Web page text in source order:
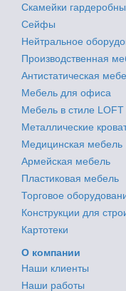
Скамейки
Сейфы
Нейтральное
Производственная
Антистатическая
Мебель для офиса
Мебель в стиле LOFT
Металлические
Медицинская мебель
Армейская мебель
Пластиковая мебель
Торговое
Конструкции для
Картотеки
О компании
Наши клиенты
Наши работы